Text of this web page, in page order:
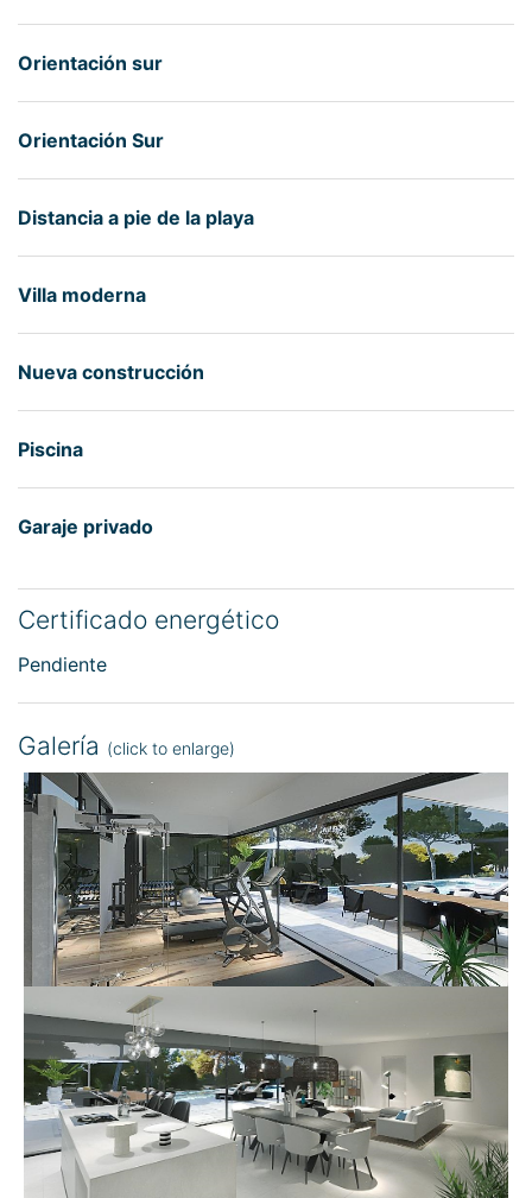
Orientación sur
Orientación Sur
Distancia a pie de la playa
Villa moderna
Nueva construcción
Piscina
Garaje privado
Certificado energético
Pendiente
Galería (click to enlarge)